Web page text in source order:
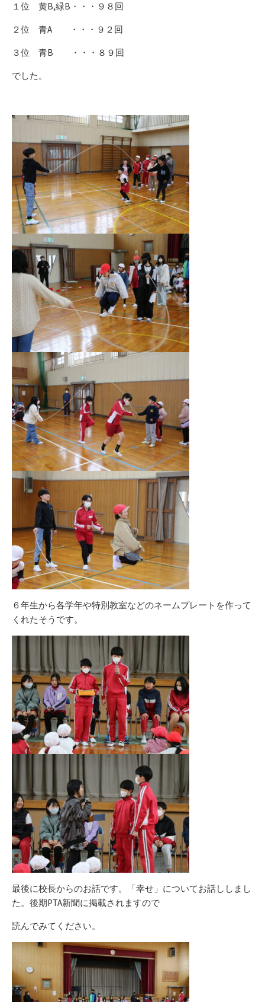
１位 黄B,緑B・・・９８回
２位 青A ・・・９２回
３位 青B ・・・８９回
でした。
６年生から各学年や特別教室などのネームプレートを作って
くれたそうです。
最後に校長からのお話です。「幸せ」についてお話ししまし
た。後期PTA新聞に掲載されますので
読んでみてください。